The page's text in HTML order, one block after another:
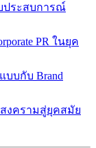
ประสบการณ์
PR ในยุค
บกับ Brand
งครามสู่ยุคสมัย